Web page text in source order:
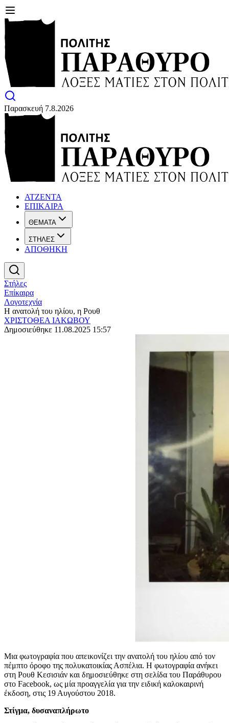
Παρασκευή 7.8.2026
ΑΤΖΕΝΤΑ
ΕΠΙΚΑΙΡΑ
ΘΕΜΑΤΑ
ΣΤΗΛΕΣ
ΑΠΟΘΗΚΗ
Στήλες
Επίκαιρα
Λογοτεχνία
H ανατολή του ηλίου, η Ρουθ
ΧΡΙΣΤΟΘΕΑ ΙΑΚΩΒΟΥ
Δημοσιεύθηκε 11.08.2025 15:57
Μια φωτογραφία που απεικονίζει την ανατολή του ηλίου από τον
πέμπτο όροφο της πολυκατοικίας Ασπέλια. Η φωτογραφία ανήκει
στη Ρουθ Κεσισιάν και δημοσιεύθηκε στη σελίδα του Παράθυρου
στο Facebook, ως μία προαγγελία για την ειδική καλοκαιρινή
έκδοση, στις 19 Αυγούστου 2018.
Στίγμα, δυσαναπλήρωτο